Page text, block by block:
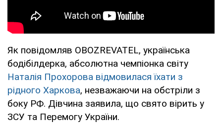
Як повідомляв OBOZREVATEL, українська
бодібілдерка, абсолютна чемпіонка світу
Наталія Прохорова відмовилася їхати з
рідного Харкова, незважаючи на обстріли з
боку РФ. Дівчина заявила, що свято вірить у
ЗСУ та Перемогу України.